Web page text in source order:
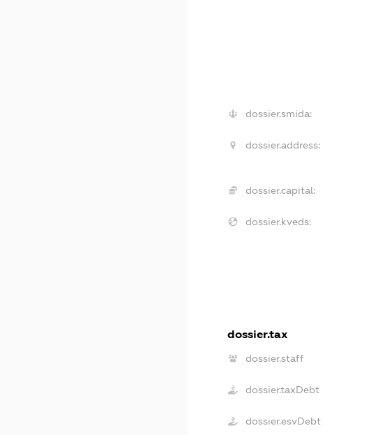
dossier.smida:
dossier.address:
dossier.capital:
dossier.kveds:
dossier.tax
dossier.staff
dossier.taxDebt
dossier.esvDebt